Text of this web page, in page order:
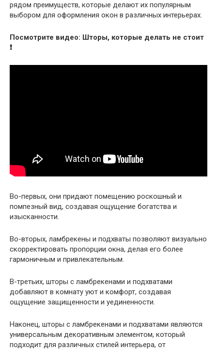
рядом преимуществ, которые делают их популярным
выбором для оформления окон в различных интерьерах.
Посмотрите видео: Шторы, которые делать не стоит
❗️
Во-первых, они придают помещению роскошный и
помпезный вид, создавая ощущение богатства и
изысканности.
Во-вторых, ламбрекены и подхваты позволяют визуально
скорректировать пропорции окна, делая его более
гармоничным и привлекательным.
В-третьих, шторы с ламбрекенами и подхватами
добавляют в комнату уют и комфорт, создавая
ощущение защищенности и уединенности.
Наконец, шторы с ламбрекенами и подхватами являются
универсальным декоративным элементом, который
подходит для различных стилей интерьера, от